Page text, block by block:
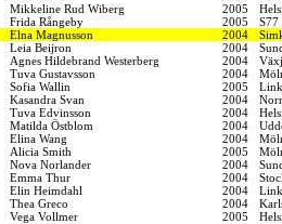
Mikkeline Rud Wiberg 2005
Frida Rångeby 2005
S77
Elna Magnusson 2004
Leia Beijron 2004
Agnes Hildebrand Westerberg 2004
Tuva Gustavsson 2004
Sofia Wallin 2005
Kasandra Svan 2004
Tuva Edvinsson 2004
Matilda Östblom
2004
Elina Wang 2004
Alicia Smith 2005
Nova Norlander 2004
Emma Thur 2004
Elin Heimdahl 2004
Thea Greco 2004
Vega Vollmer
2005